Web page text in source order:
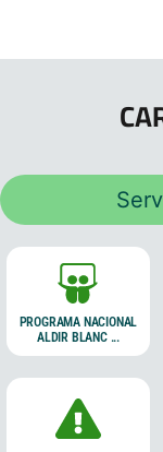
PROGRAMA NACIONAL
ALDIR BLANC ...